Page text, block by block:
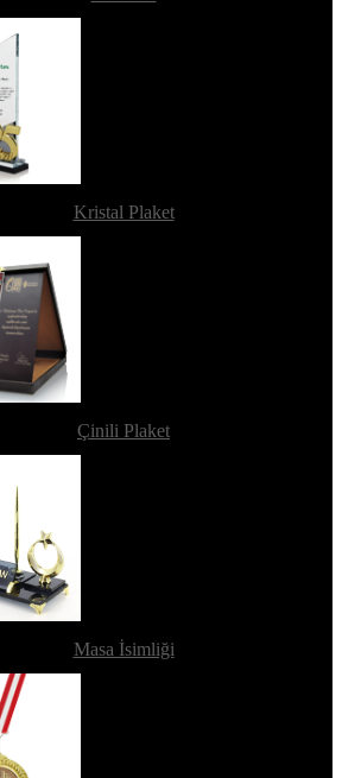
Kristal Plaket
Çinili Plaket
Masa İsimliği